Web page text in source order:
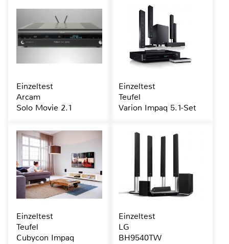
Einzeltest
Arcam
Solo Movie 2.1
Einzeltest
Teufel
Varion Impaq 5.1-Set
Einzeltest
Teufel
Cubycon Impaq
Einzeltest
LG
BH9540TW